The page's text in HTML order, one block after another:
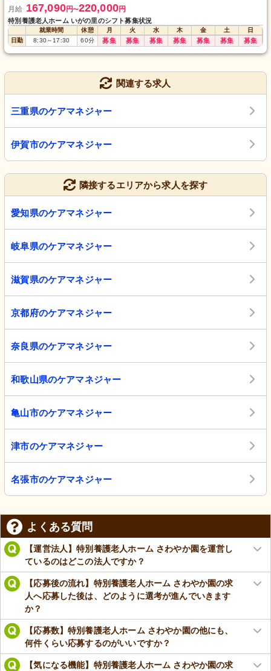
月給 167,090円〜220,000円
特別養護老人ホーム いがの里のシフト募集状況
就業時間 休憩 月 火 水 木 金 土
日
日勤
8:30～17:30 60分 募集 募集 募集 募集 募集 募集 募集
関連する求人
三重県のケアマネジャー
伊賀市のケアマネジャー
隣接するエリアから求人を探す
愛知県のケアマネジャー
岐阜県のケアマネジャー
滋賀県のケアマネジャー
京都府のケアマネジャー
奈良県のケアマネジャー
和歌山県のケアマネジャー
亀山市のケアマネジャー
津市のケアマネジャー
名張市のケアマネジャー
よくある質問
【運営法人】特別養護老人ホーム さわやか園を運営し
ているのはどこの法人ですか？
【応募後の流れ】特別養護老人ホーム さわやか園の求
人へ応募した後は、どのように選考が進んでいきます
か？
【応募数】特別養護老人ホーム さわやか園の他にも、
何件くらい応募するのがいいですか？
【気になる機能】特別養護老人ホーム さわやか園の求